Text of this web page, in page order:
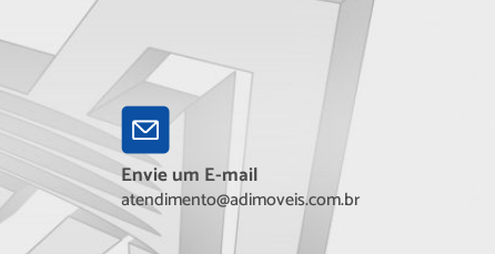
Envie um E-mail
atendimento@adimoveis.com.br